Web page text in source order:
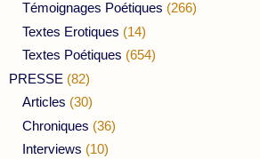
Témoignages Poétiques (266)
Textes Erotiques (14)
Textes Poétiques (654)
PRESSE (82)
Articles (30)
Chroniques (36)
Interviews (10)